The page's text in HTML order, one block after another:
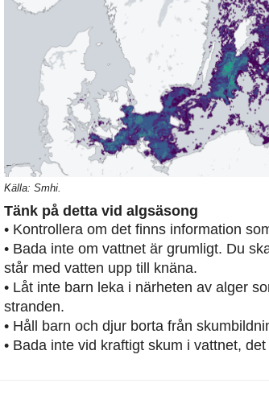
Källa: Smhi.
Tänk på detta vid algsäsong
• Kontrollera om det finns information
• Bada inte om vattnet är grumligt. Du
står med vatten upp till knäna.
• Låt inte barn leka i närheten av alger
stranden.
• Håll barn och djur borta från
• Bada inte vid kraftigt skum i vattnet,